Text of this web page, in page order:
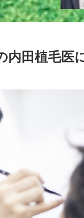
内田植毛医